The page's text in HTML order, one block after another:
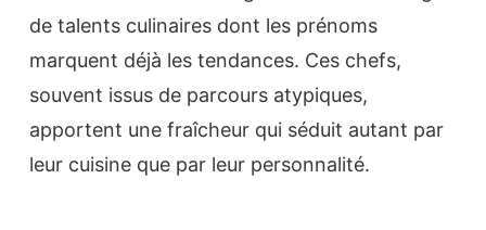
de talents culinaires dont les prénoms
marquent déjà les tendances. Ces chefs,
souvent issus de parcours atypiques,
apportent une fraîcheur qui séduit autant par
leur cuisine que par leur personnalité.